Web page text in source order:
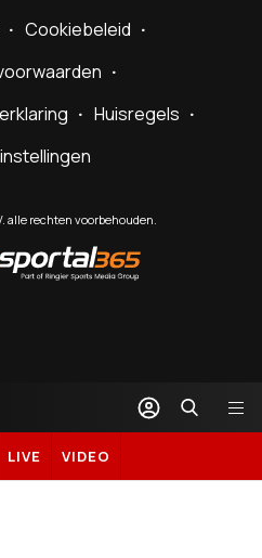
Cookiebeleid
Huisregels
alle rechten voorbehouden.
by
Sportal365
LIVE VIDEO